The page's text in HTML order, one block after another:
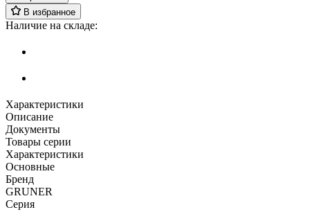
В избранное
Наличие на складе:
Характеристики
Описание
Документы
Товары серии
Характеристики
Основные
Бренд
GRUNER
Серия